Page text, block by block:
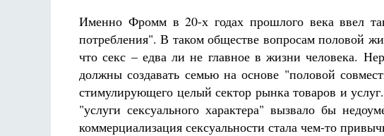
Именно Фромм в 20-х годах прошлого века ввел
потребления". В таком обществе вопросам половой
что секс – едва ли не главное в жизни человека.
должны создавать семью на основе "половой
стимулирующего целый сектор рынка товаров и
"услуги сексуального характера" вызвало бы
коммерциализация сексуальности стала чем-то